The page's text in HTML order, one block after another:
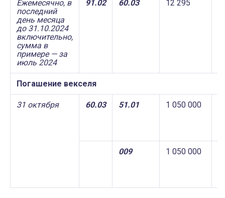
Ежемесячно, в
последний
день месяца
до 31.10.2024
включительно,
сумма в
примере — за
июль 2024
91.02 60.03 12 295
Погашение векселя
31 октября 60.03 51.01 1 050 000
009 1 050 000